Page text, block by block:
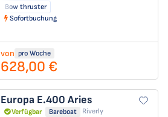
Bow thruster
Sofortbuchung
von pro Woche
628,00 €
Europa E.400 Aries
Verfügbar Bareboat Riverly